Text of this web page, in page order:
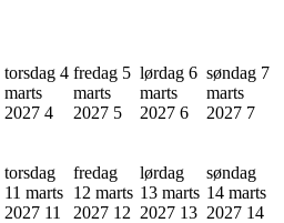
torsdag 4
marts
2027 4
fredag 5
marts
2027 5
lørdag 6
marts
2027 6
søndag 7
marts
2027 7
torsdag
11 marts
2027 11
fredag
12 marts
2027 12
lørdag
13 marts
2027 13
søndag
14 marts
2027 14